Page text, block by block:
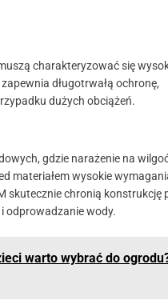
charakteryzować się
długotrwałą ochronę,
dużych obciążeń.
gdzie narażenie na
materiałem wysokie
skutecznie chronią konstrukcję
odprowadzanie wody.
warto wybrać do